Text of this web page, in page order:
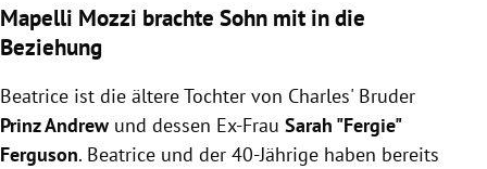
Mapelli Mozzi brachte Sohn mit in die
Beziehung
Beatrice ist die ältere Tochter von Charles' Bruder
Prinz Andrew und dessen Ex-Frau Sarah "Fergie"
Ferguson. Beatrice und der 40-Jährige haben bereits